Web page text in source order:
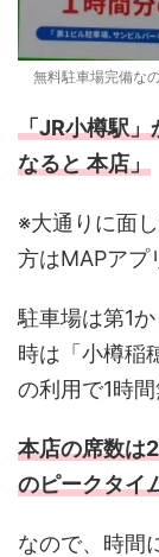
無料駐車場完備な
「JR小樽駅」
なると 本店」
※大通りに面
方はMAPアプ
駐車場は第1
時は「小樽稲
の利用で1時間
本店の席数は
のピークタイ
なので、時間